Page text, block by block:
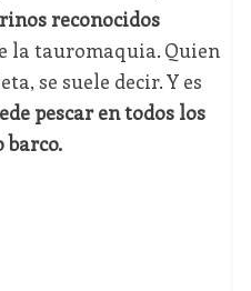
reconocidos
la tauromaquia. Quien
se suele decir. Y es
pescar en todos los
barco.